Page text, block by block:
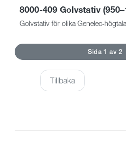
8000-409 Golvstativ
Golvstativ för olika Genelec-
Sida 1 av 2
Tillbaka